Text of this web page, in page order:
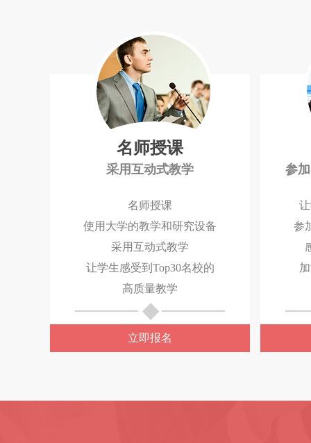
名师授课
采用互动式教学
名师授课
使用大学的教学和研究设备
采用互动式教学
让学生感受到Top30名校的
高质量教学
◆
立即报名
参
参